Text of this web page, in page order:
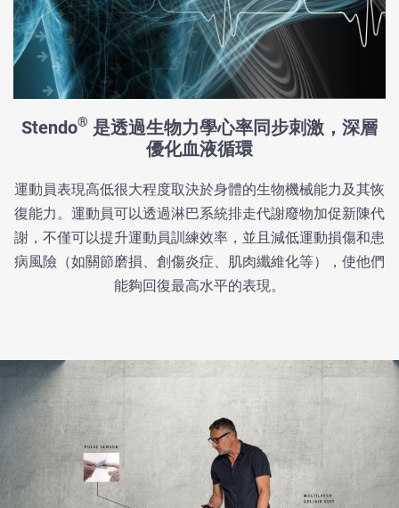
Stendo® 是透過生物力學心率同步刺激，深層
優化血液循環
運動員表現高低很大程度取決於身體的生物機械能力及其恢
復能力。運動員可以透過淋巴系統排走代謝廢物加促新陳代
謝，不僅可以提升運動員訓練效率，並且減低運動損傷和患
病風險（如關節磨損、創傷炎症、肌肉纖維化等），使他們
能夠回復最高水平的表現。